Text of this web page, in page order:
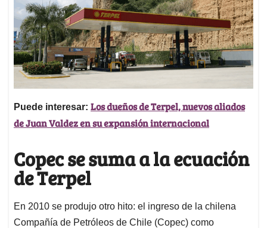
Puede interesar: Los dueños de Terpel, nuevos aliados
de Juan Valdez en su expansión internacional
Copec se suma a la ecuación
de Terpel
En 2010 se produjo otro hito: el ingreso de la chilena
Compañía de Petróleos de Chile (Copec) como